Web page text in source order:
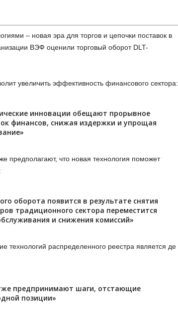
– новая эра для торгов и цепочки поставок в
ВЭФ оценили торговый оборот DLT-
увеличить эффективность финансового сектора:
инновации обещают прорывное
финансов, снижая издержки и упрощая
предполагают, что новая технология поможет
оборота появится в результате снятия
традиционного сектора переместится
и снижения комиссий»
технологий распределенного реестра является де
предпринимают шаги, отстающие
позиции»